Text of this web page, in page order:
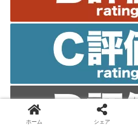
ホーム シェア